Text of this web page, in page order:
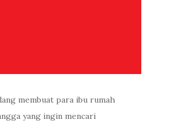
membuat para ibu rumah
yang ingin mencari